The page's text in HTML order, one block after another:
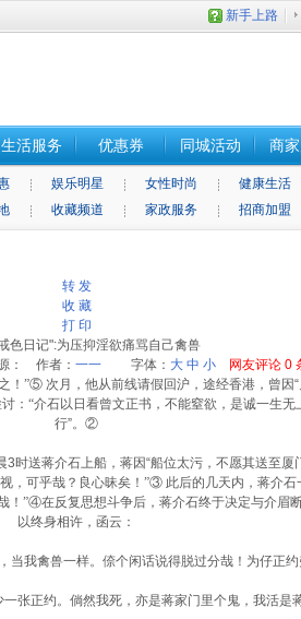
新手上路
生活服务 优惠券 同城活动 商
娱乐明星 女性时尚 健康生活
收藏频道 家政服务 招商加盟
转 发
收 藏
打 印
色日记":为压抑淫欲痛骂自己禽兽
： 作者： 一一字体： 大 中 小 网友评论 0
！”⑤ 次月，他从前线请假回沪，途经香港，曾
： “介石以日看曾文正书，不能窒欲，是诚一生无
行”。②
送蒋介石上船，蒋因“船位太污，不愿其送至厦
，可乎哉？良心昧矣！”③ 此后的几天内，蒋介石
！”④在反复思想斗争后，蒋介石终于决定与介眉
以终身相许，函云：
我禽兽一样。倷个闲话说得脱过分哉！为仔正约
张正约。倘然我死，亦是蒋家门里个鬼，我活是